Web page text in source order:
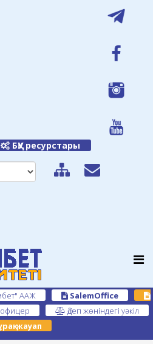
БҚУ ресурстары
ААЖ
SalemOffice
Әдеп жөніндегі уәкіл
жауап